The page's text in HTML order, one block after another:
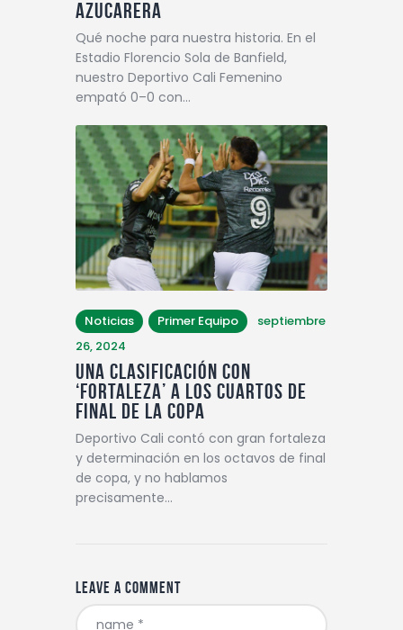
Azucarera
Qué noche para nuestra historia. En el
Estadio Florencio Sola de Banfield,
nuestro Deportivo Cali Femenino
empató 0–0 con…
Noticias Primer Equipo
septiembre
26, 2024
UNA CLASIFICACIÓN CON
‘FORTALEZA’ A LOS CUARTOS DE
FINAL DE LA COPA
Deportivo Cali contó con gran fortaleza
y determinación en los octavos de final
de copa, y no hablamos
precisamente…
Leave a comment